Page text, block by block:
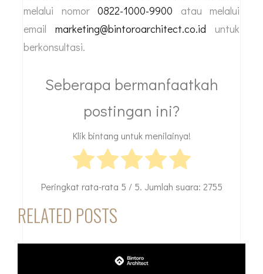
melalui nomor 0822-1000-9900 atau melalui
email marketing@bintoroarchitect.co.id untuk
berkonsultasi.
Seberapa bermanfaatkah
postingan ini?
Klik bintang untuk menilainya!
Peringkat rata-rata 5 / 5. Jumlah suara: 2755
RELATED POSTS